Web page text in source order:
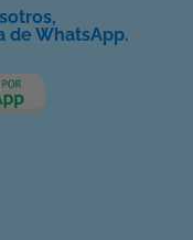
de WhatsApp.